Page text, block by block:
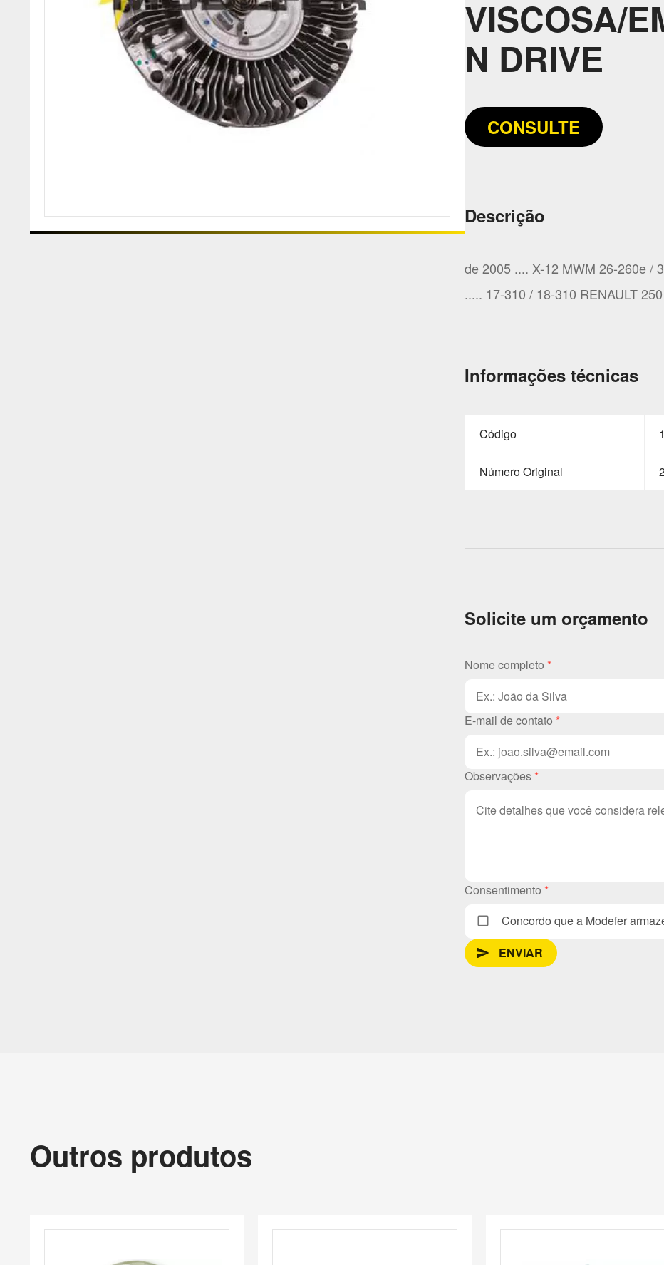
VISCOSA/
N DRIVE
CONSULTE
Descrição
de 2005 .... X-12 MWM 26-260e /
..... 17-310 / 18-310 RENAULT
Informações técnicas
Código
Número Original
Solicite um orçamento
Nome completo *
E-mail de contato *
Observações *
Consentimento *
Concordo que a Modefer
send_messageENVIAR
Outros produtos